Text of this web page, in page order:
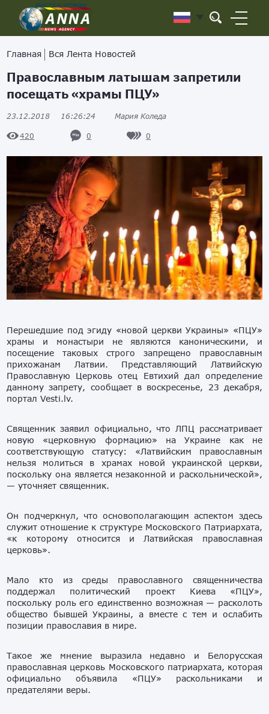
Главная Вся Лента Новостей
Православным латышам запретили
посещать «храмы ПЦУ»
23.12.2018 16:26:24 Мария Коледа
420 0 0
Перешедшие под эгиду «новой церкви Украины» «ПЦУ»
храмы и монастыри не являются каноническими, и
посещение таковых строго запрещено православным
прихожанам Латвии. Представляющий Латвийскую
Православную Церковь отец Евтихий дал определение
данному запрету, сообщает в воскресенье, 23 декабря,
портал Vesti.lv.
Священник заявил официально, что ЛПЦ рассматривает
новую «церковную формацию» на Украине как не
соответствующую статусу: «Латвийским православным
нельзя молиться в храмах новой украинской церкви,
поскольку она является незаконной и раскольнической»,
— уточняет священник.
Он подчеркнул, что основополагающим аспектом здесь
служит отношение к структуре Московского Патриархата,
«к которому относится и Латвийская православная
церковь».
Мало кто из среды православного священничества
поддержал политический проект Киева «ПЦУ»,
поскольку роль его единственно возможная — расколоть
общество бывшей Украины, а вместе с тем и ослабить
позиции православия в мире.
Такое же мнение выразила недавно и Белорусская
православная церковь Московского патриархата, которая
официально объявила «ПЦУ» раскольниками и
предателями веры.